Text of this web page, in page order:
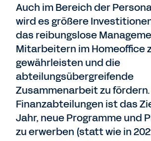
Auch im Bereich der
wird es größere
das reibungslose
Mitarbeitern im Homeoffice
gewährleisten und die
abteilungsübergreifende
Zusammenarbeit zu
Finanzabteilungen ist das
Jahr, neue Programme und
zu erwerben (statt wie in